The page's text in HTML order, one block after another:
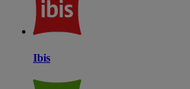
Ibis